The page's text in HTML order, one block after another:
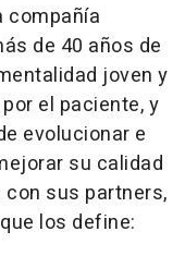
compañía
de 40 años de
joven y
el paciente, y
evolucionar e
su calidad
con sus partners,
los define: